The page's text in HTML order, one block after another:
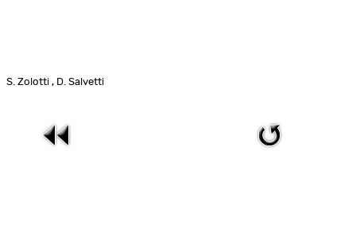
S. Zolotti , D. Salvetti